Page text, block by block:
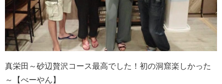
真栄田～砂辺贅沢コース最高でした！初の洞窟楽しかった
～【べーやん】